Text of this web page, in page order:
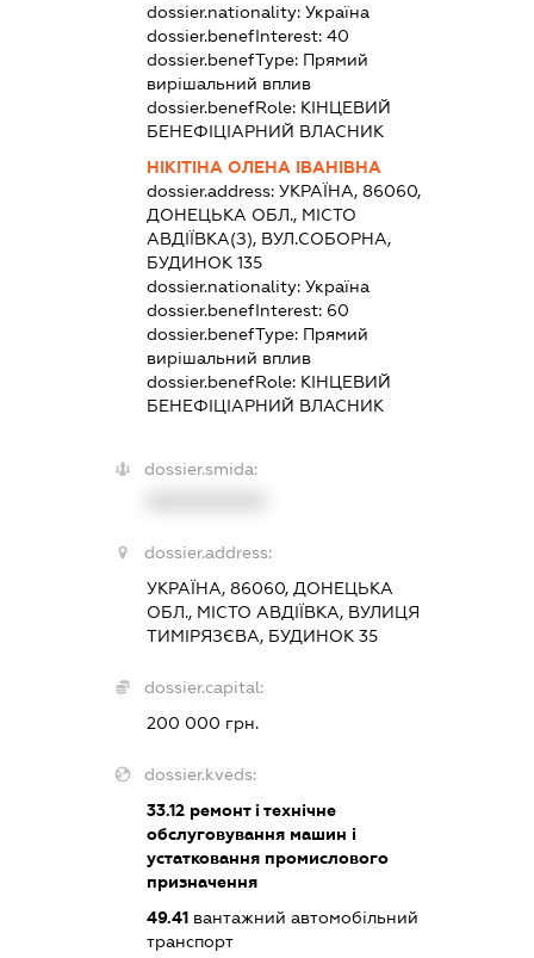
dossier.nationality: Україна
dossier.benefInterest: 40
dossier.benefType: Прямий
вирішальний вплив
dossier.benefRole: КІНЦЕВИЙ
БЕНЕФІЦІАРНИЙ ВЛАСНИК
НІКІТІНА ОЛЕНА ІВАНІВНА
dossier.address: УКРАЇНА, 86060,
ДОНЕЦЬКА ОБЛ., МІСТО
АВДІЇВКА(З), ВУЛ.СОБОРНА,
БУДИНОК 135
dossier.nationality: Україна
dossier.benefInterest: 60
dossier.benefType: Прямий
вирішальний вплив
dossier.benefRole: КІНЦЕВИЙ
БЕНЕФІЦІАРНИЙ ВЛАСНИК
dossier.smida:
dossier.address:
УКРАЇНА, 86060, ДОНЕЦЬКА
ОБЛ., МІСТО АВДІЇВКА, ВУЛИЦЯ
ТИМІРЯЗЄВА, БУДИНОК 35
dossier.capital:
200 000 грн.
dossier.kveds:
33.12ремонт і технічне
обслуговування машин і
устатковання промислового
призначення
49.41вантажний автомобільний
транспорт